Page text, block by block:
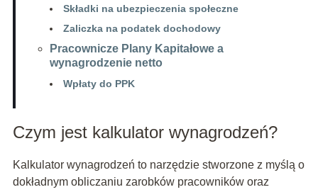
Składki na ubezpieczenia społeczne
Zaliczka na podatek dochodowy
Pracownicze Plany Kapitałowe a
wynagrodzenie netto
Wpłaty do PPK
Czym jest kalkulator wynagrodzeń?
Kalkulator wynagrodzeń to narzędzie stworzone z myślą o
dokładnym obliczaniu zarobków pracowników oraz